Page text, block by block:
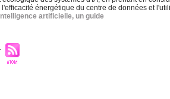
énergétique du centre de données et
artificielle, un guide